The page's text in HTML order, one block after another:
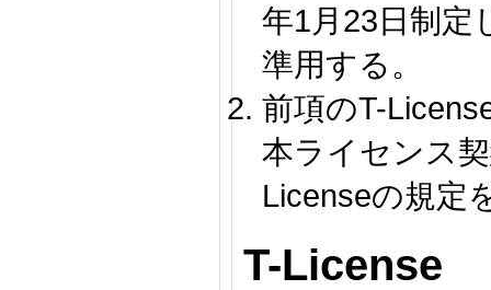
年1月23日制定
準用する。
前項のT-
本ライセンス
Licenseの規定
T-License